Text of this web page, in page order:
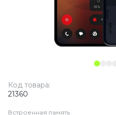
Код товара:
21360
Встроенная память